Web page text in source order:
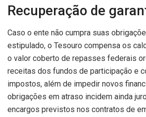
Recuperação de
Caso o ente não cumpra suas
estipulado, o Tesouro compensa os
o valor coberto de repasses federais
receitas dos fundos de participação e
impostos, além de impedir novos
obrigações em atraso incidem ainda
encargos previstos nos contratos de